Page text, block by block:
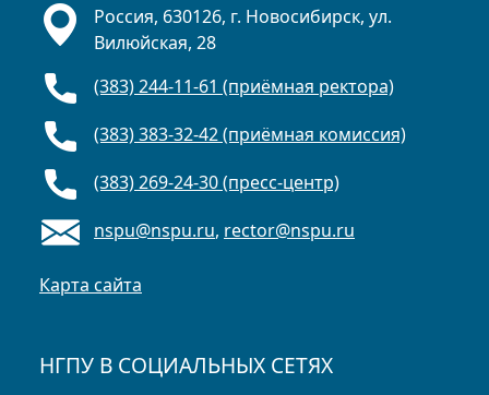
Россия, 630126, г. Новосибирск, ул.
Вилюйская, 28
(383) 244-11-61 (приёмная ректора)
(383) 383-32-42 (приёмная комиссия)
(383) 269-24-30 (пресс-центр)
nspu@nspu.ru, rector@nspu.ru
Карта сайта
НГПУ В СОЦИАЛЬНЫХ СЕТЯХ